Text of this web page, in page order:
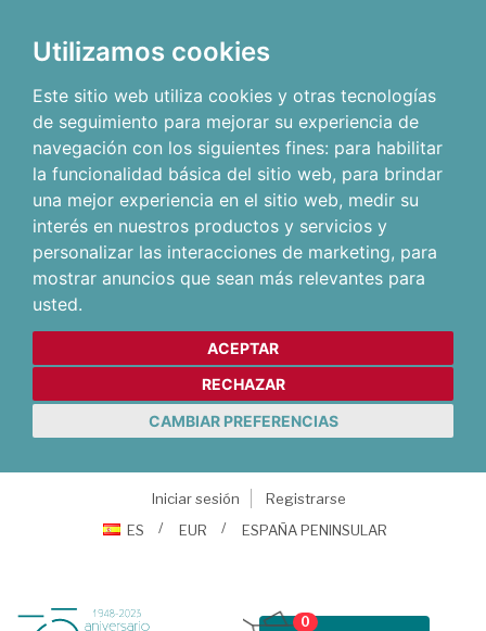
Utilizamos cookies
Este sitio web utiliza cookies y otras tecnologías
de seguimiento para mejorar su experiencia de
navegación con los siguientes fines: para habilitar
la funcionalidad básica del sitio web, para brindar
una mejor experiencia en el sitio web, medir su
interés en nuestros productos y servicios y
personalizar las interacciones de marketing, para
mostrar anuncios que sean más relevantes para
usted.
ACEPTAR
RECHAZAR
CAMBIAR PREFERENCIAS
Iniciar sesión
Registrarse
ES
EUR ESPAÑA PENINSULAR
0